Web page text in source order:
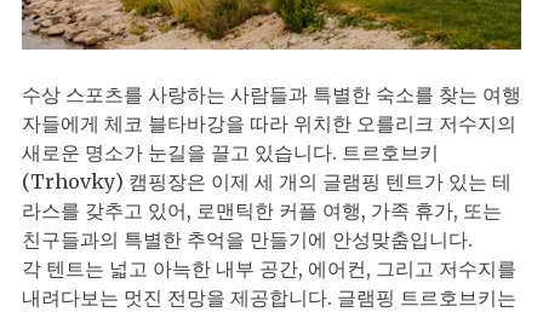
수상 스포츠를 사랑하는 사람들과 특별한 숙소를 찾는 여행
자들에게 체코 블타바강을 따라 위치한 오를리크 저수지의
새로운 명소가 눈길을 끌고 있습니다. 트르호브키
(Trhovky) 캠핑장은 이제 세 개의 글램핑 텐트가 있는 테
라스를 갖추고 있어, 로맨틱한 커플 여행, 가족 휴가, 또는
친구들과의 특별한 추억을 만들기에 안성맞춤입니다.
각 텐트는 넓고 아늑한 내부 공간, 에어컨, 그리고 저수지를
내려다보는 멋진 전망을 제공합니다. 글램핑 트르호브키는